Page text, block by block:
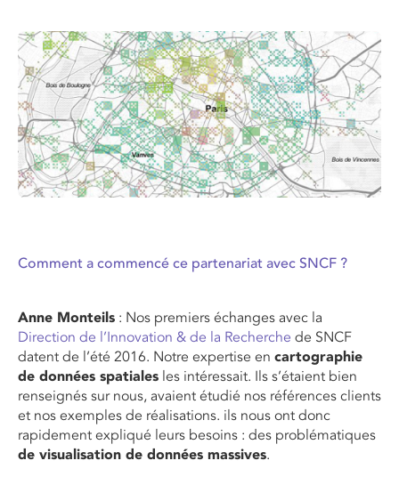
Comment a commencé ce partenariat avec SNCF ?
Anne Monteils : Nos premiers échanges avec la
Direction de l’Innovation & de la Recherche de SNCF
datent de l’été 2016. Notre expertise en cartographie
de données spatiales les intéressait. Ils s’étaient bien
renseignés sur nous, avaient étudié nos références clients
et nos exemples de réalisations. ils nous ont donc
rapidement expliqué leurs besoins : des problématiques
de visualisation de données massives.